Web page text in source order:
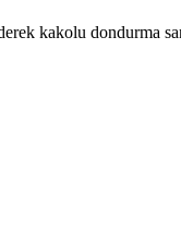
kakolu dondurma